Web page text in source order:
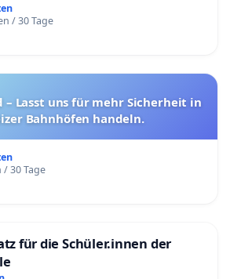
/ 30 Tage
– Lasst uns für mehr Sicherheit in
Bahnhöfen handeln.
30 Tage
für die Schüler.innen der